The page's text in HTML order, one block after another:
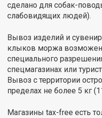
сделано для собак-
слабовидящих людей).
Вывоз изделий и
клыков моржа возможен
специального
спецмагазинах или
Вывоз с территории
пределах не более 5 кг
Магазины tax-free есть